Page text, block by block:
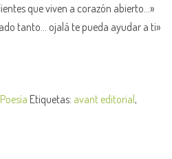
que viven a corazón abierto…»
tanto… ojalá te pueda ayudar a ti»
Poesía Etiquetas: avant editorial,